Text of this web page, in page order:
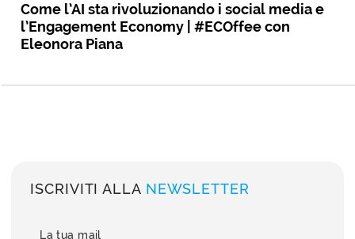
Come l’AI sta rivoluzionando i social media e
l’Engagement Economy | #ECOffee con
Eleonora Piana
ISCRIVITI ALLA NEWSLETTER